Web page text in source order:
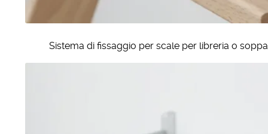
Sistema di fissaggio per scale per libreria o